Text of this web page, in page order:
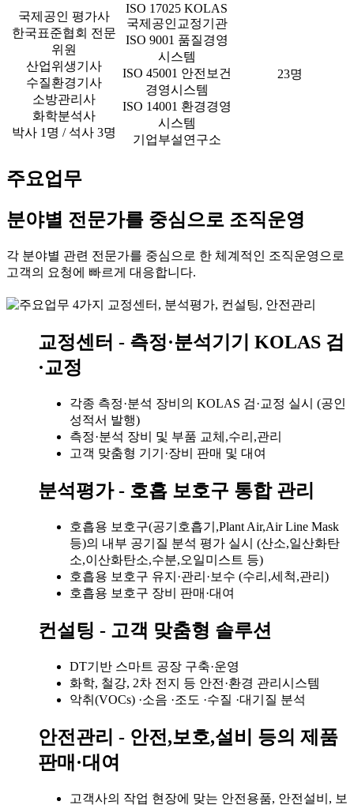
국제공인 평가사
한국표준협회 전문
위원
산업위생기사
수질환경기사
소방관리사
화학분석사
박사 1명 / 석사 3명
ISO 17025 KOLAS
국제공인교정기관
ISO 9001 품질경영
시스템
ISO 45001 안전보건
경영시스템
ISO 14001 환경경영
시스템
기업부설연구소
23명
주요업무
분야별 전문가를 중심으로 조직운영
각 분야별 관련 전문가를 중심으로 한 체계적인 조직운영으로
고객의 요청에 빠르게 대응합니다.
교정센터 - 측정·분석기기 KOLAS 검
·교정
각종 측정·분석 장비의 KOLAS 검·교정 실시 (공인
성적서 발행)
측정·분석 장비 및 부품 교체,수리,관리
고객 맞춤형 기기·장비 판매 및 대여
분석평가 - 호흡 보호구 통합 관리
호흡용 보호구(공기호흡기,Plant Air,Air Line Mask
등)의 내부 공기질 분석 평가 실시 (산소,일산화탄
소,이산화탄소,수분,오일미스트 등)
호흡용 보호구 유지·관리·보수 (수리,세척,관리)
호흡용 보호구 장비 판매·대여
컨설팅 - 고객 맞춤형 솔루션
DT기반 스마트 공장 구축·운영
화학, 철강, 2차 전지 등 안전·환경 관리시스템
악취(VOCs) ·소음 ·조도 ·수질 ·대기질 분석
안전관리 - 안전,보호,설비 등의 제품
판매·대여
고객사의 작업 현장에 맞는 안전용품, 안전설비, 보